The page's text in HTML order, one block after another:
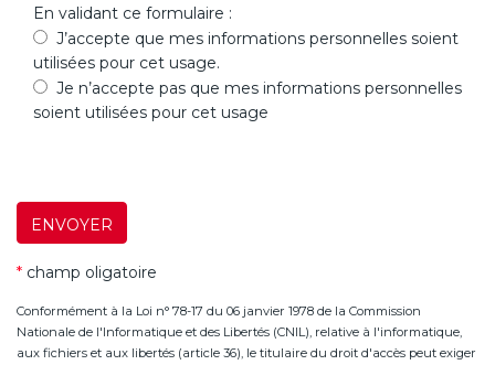
En validant ce formulaire :
J’accepte que mes informations personnelles soient
utilisées pour cet usage.
Je n’accepte pas que mes informations personnelles
soient utilisées pour cet usage
ENVOYER
* champ oligatoire
Conformément à la Loi n° 78-17 du 06 janvier 1978 de la Commission
Nationale de l'Informatique et des Libertés (CNIL), relative à l'informatique,
aux fichiers et aux libertés (article 36), le titulaire du droit d'accès peut exiger